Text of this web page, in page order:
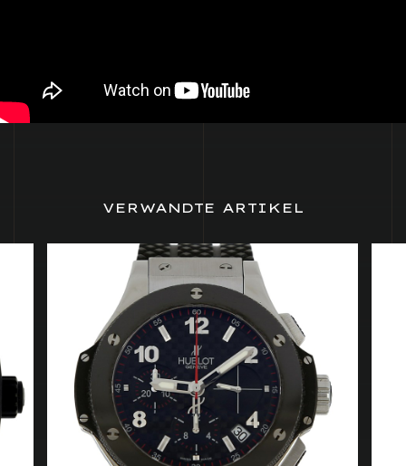
VERWANDTE ARTIKEL